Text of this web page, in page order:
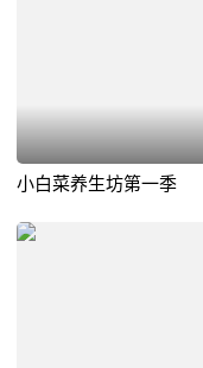
小白菜养生坊第一季